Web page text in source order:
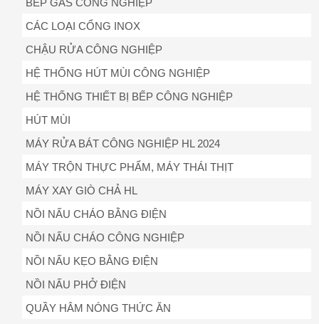
CÁC LOẠI CỔNG INOX
CHẬU RỬA CÔNG NGHIỆP
HỆ THỐNG HÚT MÙI CÔNG NGHIỆP
HỆ THỐNG THIẾT BỊ BẾP CÔNG NGHIỆP
HÚT MÙI
MÁY RỬA BÁT CÔNG NGHIỆP HL 2024
MÁY TRỘN THỰC PHẨM, MÁY THÁI THỊT
MÁY XAY GIÒ CHẢ HL
NỒI NẤU CHÁO BẰNG ĐIỆN
NỒI NẤU CHÁO CÔNG NGHIỆP
NỒI NẤU KẸO BẰNG ĐIỆN
NỒI NẤU PHỞ ĐIỆN
QUẦY HÂM NÓNG THỨC ĂN